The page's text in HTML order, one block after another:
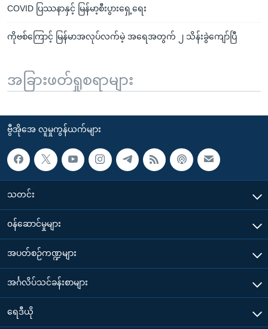
COVID ပြဿနာနှင့် မြန်မာ့စီးပွားရှေ့ရေး
ကိုဗစ်ကြောင့် မြန်မာအလုပ်လက်မဲ့ အရေအတွက် ၂ သိန်းခွဲကျော်ပြီ
အခြားဖတ်ရှုစရာများ
ဗွီအိုအေ လူမှုကွန်ယက်များ
သတင်း
၀န်ဆောင်မှုများ
အပတ်စဉ်ကဏ္ဍများ
အင်္ဂလိပ်သင်ခန်းစာများ
ရေဒီယို